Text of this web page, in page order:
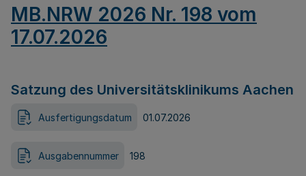
MB.NRW 2026 Nr. 198 vom
17.07.2026
Satzung des Universitätsklinikums Aachen
Ausfertigungsdatum 01.07.2026
Ausgabennummer 198